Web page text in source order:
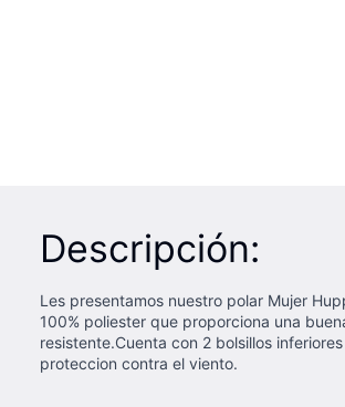
Descripción:
Les presentamos nuestro polar Mujer
100% poliester que proporciona una
resistente.Cuenta con 2 bolsillos
proteccion contra el viento.